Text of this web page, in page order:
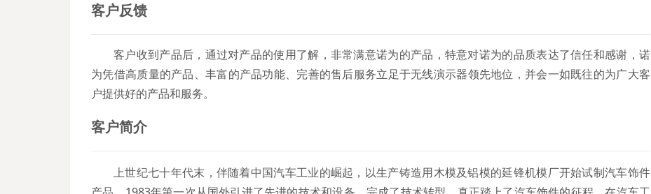
客户反馈
客户收到产品后，通过对产品的使用了解，非常满意诺为的产品，特意对诺为的品质表达了信任和感谢，诺
为凭借高质量的产品、丰富的产品功能、完善的售后服务立足于无线演示器领先地位，并会一如既往的为广大客
户提供好的产品和服务。
客户简介
上世纪七十年代末，伴随着中国汽车工业的崛起，以生产铸造用木模及铝模的延锋机模厂开始试制汽车饰件